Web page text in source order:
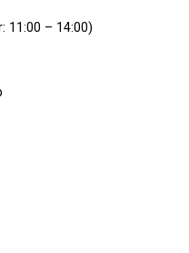
11:00 – 14:00)